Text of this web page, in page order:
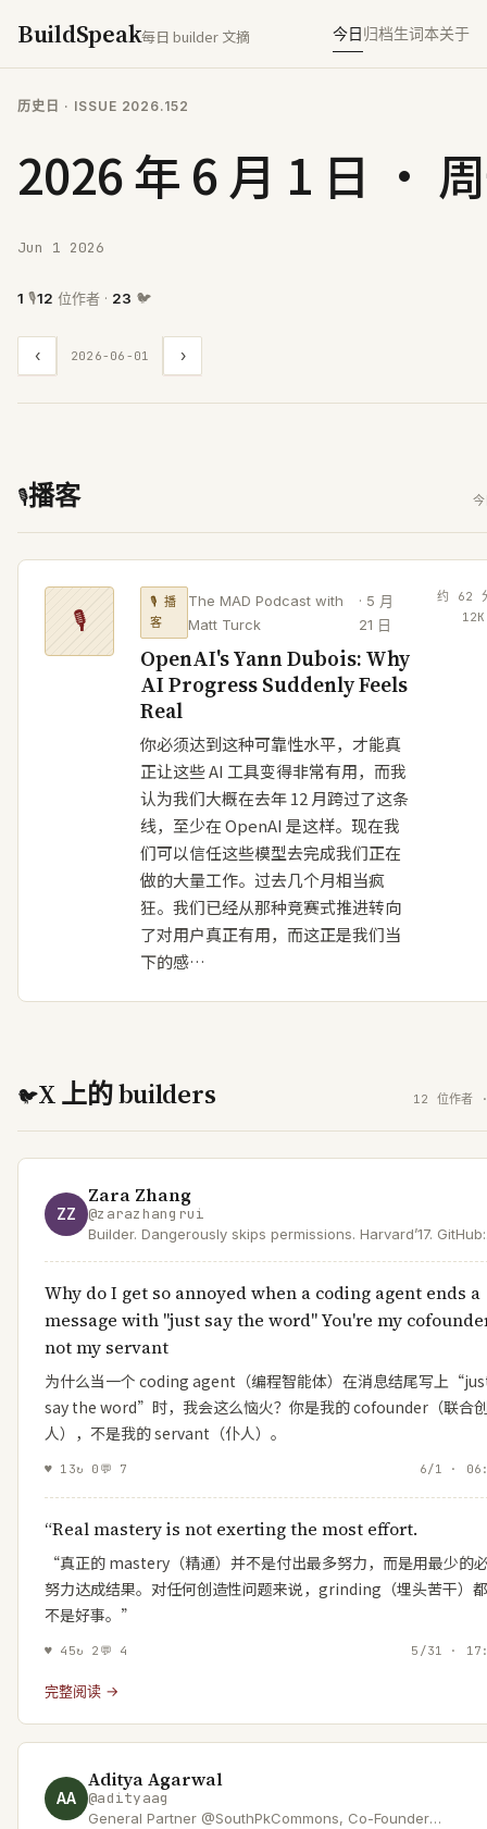
BuildSpeak每日 builder 文摘 今日归档生词本关于
历史日 · ISSUE 2026.152
2026 年 6 月 1 日 ·
Jun 1 2026
1 🎙12 位作者 · 23 🐦
‹ 2026-06-01 ›
🎙播客
🎙
🎙 播
客
The MAD Podcast with
Matt Turck
· 5 月
21 日
OpenAI's Yann Dubois: Why
AI Progress Suddenly Feels
Real
你必须达到这种可靠性水平，才能真
正让这些 AI 工具变得非常有用，而我
认为我们大概在去年 12 月跨过了这条
线，至少在 OpenAI 是这样。现在我
们可以信任这些模型去完成我们正在
做的大量工作。过去几个月相当疯
狂。我们已经从那种竞赛式推进转向
了对用户真正有用，而这正是我们当
下的感…
约 62
12
🐦X 上的 builders 12 位作者
ZZ
Zara Zhang
@zarazhangrui
Builder. Dangerously skips permissions. Harvard’17. GitHub:
Why do I get so annoyed when a coding agent ends a
message with "just say the word" You're my
not my servant
为什么当一个 coding agent（编程智能体）在消息结尾写上
say the word”时，我会这么恼火？你是我的 cofounder（联合
人），不是我的 servant（仆人）。
♥ 13↻ 0 💬 7 6/1 ·
“Real mastery is not exerting the most effort.
“真正的 mastery（精通）并不是付出最多努力，而是用最少的
努力达成结果。对任何创造性问题来说，grinding（埋头苦干）
不是好事。”
♥ 45↻ 2 💬 4 5/31 ·
完整阅读 →
AA
Aditya Agarwal
@adityaag
General Partner @SouthPkCommons, Co-Founder